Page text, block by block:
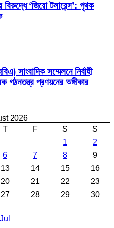
‘জিরো টলারেন্স’: পৃথক
সাংবাদিক সম্মেলনে নির্বাহী
গঠনতন্ত্র প্রণয়নের অঙ্গীকার
2026
T F S
S
1
2
6 7 8
9
13 14 15
16
20 21 22
23
27 28 29
30